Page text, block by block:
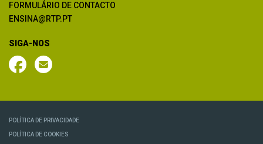
FORMULÁRIO DE CONTACTO
ENSINA@RTP.PT
SIGA-NOS
POLÍTICA DE PRIVACIDADE
POLÍTICA DE COOKIES